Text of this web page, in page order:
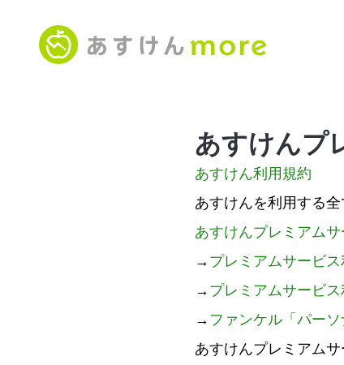
あすけんプ
あすけん利用規約
あすけんを利用する全
あすけんプレミアム
→ プレミアムサービス
→ プレミアムサービ
→ ファンケル「パー
あすけんプレミアム